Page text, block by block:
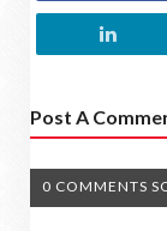
Post A
0 COMMENTS